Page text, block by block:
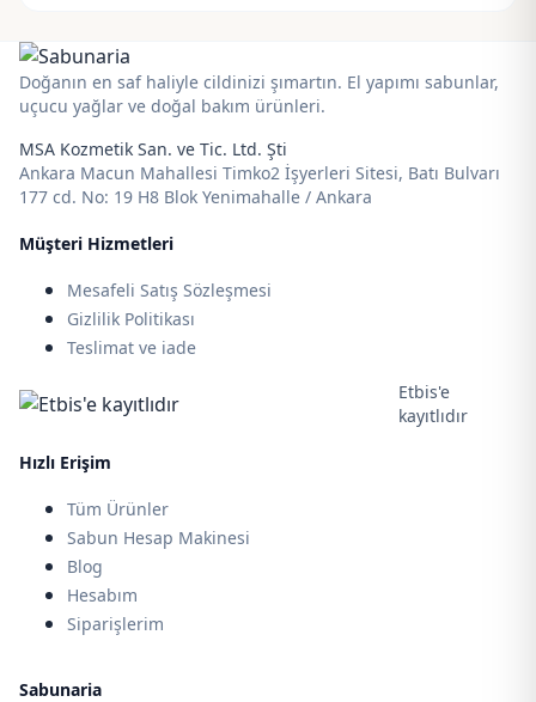
625,00 ₺
Doğanın en saf haliyle cildinizi şımartın. El yapımı sabunlar,
uçucu yağlar ve doğal bakım ürünleri.
MSA Kozmetik San. ve Tic. Ltd. Şti
Ankara Macun Mahallesi Timko2 İşyerleri Sitesi, Batı Bulvarı
177 cd. No: 19 H8 Blok Yenimahalle / Ankara
Müşteri Hizmetleri
Mesafeli Satış Sözleşmesi
Gizlilik Politikası
Teslimat ve iade
Etbis'e
kayıtlıdır
Hızlı Erişim
Tüm Ürünler
Sabun Hesap Makinesi
Blog
Hesabım
Siparişlerim
Sabunaria